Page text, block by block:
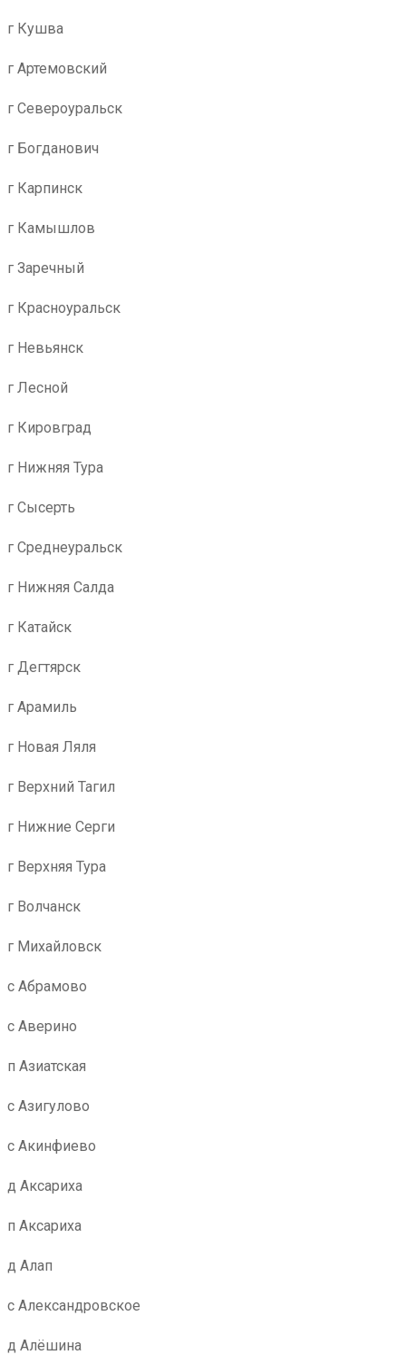
г Кушва
г Артемовский
г Североуральск
г Богданович
г Карпинск
г Камышлов
г Заречный
г Красноуральск
г Невьянск
г Лесной
г Кировград
г Нижняя Тура
г Сысерть
г Среднеуральск
г Нижняя Салда
г Катайск
г Дегтярск
г Арамиль
г Новая Ляля
г Верхний Тагил
г Нижние Серги
г Верхняя Тура
г Волчанск
г Михайловск
с Абрамово
с Аверино
п Азиатская
с Азигулово
с Акинфиево
д Аксариха
п Аксариха
д Алап
с Александровское
д Алёшина